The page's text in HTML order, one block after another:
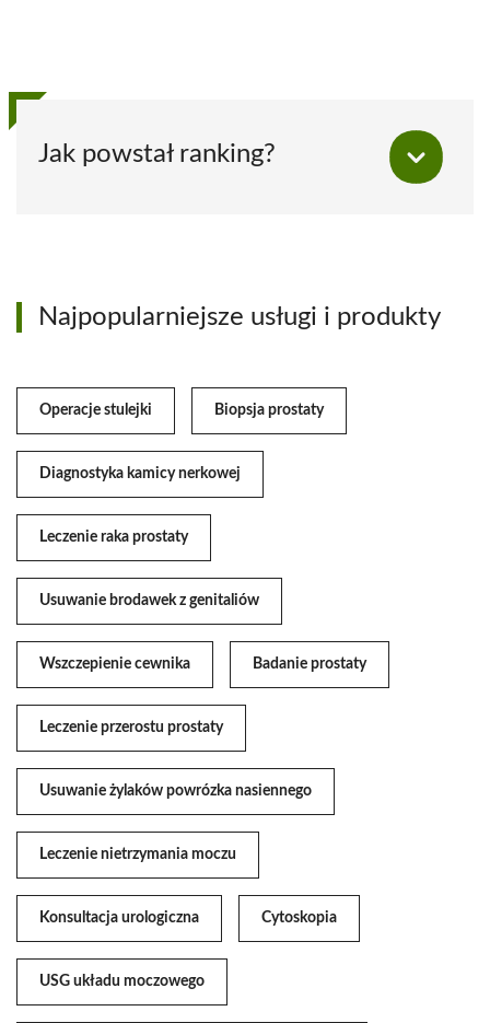
Jak powstał ranking?
Najpopularniejsze usługi i produkty
Operacje stulejki Biopsja prostaty
Diagnostyka kamicy nerkowej
Leczenie raka prostaty
Usuwanie brodawek z genitaliów
Wszczepienie cewnika Badanie prostaty
Leczenie przerostu prostaty
Usuwanie żylaków powrózka nasiennego
Leczenie nietrzymania moczu
Konsultacja urologiczna Cytoskopia
USG układu moczowego